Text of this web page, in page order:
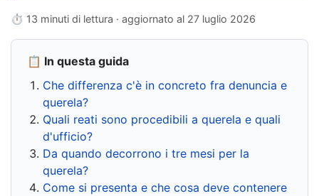
⏱ 13 minuti di lettura · aggiornato al 27 luglio 2026
📋 In questa guida
Che differenza c'è in concreto fra denuncia e
querela?
Quali reati sono procedibili a querela e quali
d'ufficio?
Da quando decorrono i tre mesi per la
querela?
Come si presenta e che cosa deve contenere